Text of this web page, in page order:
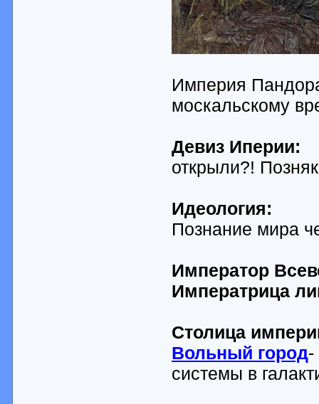
Империя
москальскому
Девиз Иперии:
открыли?!
Идеология:
Познание мира
Император
Императрица
Столица
Вольный город-
системы в